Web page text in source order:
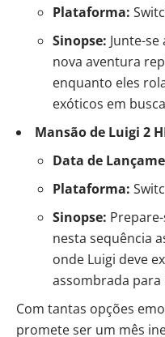
Plataforma:
Sinopse: Junte-
nova aventura
enquanto eles
exóticos em
Mansão de Luigi 2
Data de
Plataforma:
Sinopse:
nesta sequência
onde Luigi deve
assombrada
Com tantas opções
promete ser um mês